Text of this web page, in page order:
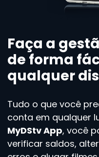
Faça a
de forma
qualquer
Tudo o que você
conta em qualquer
MyDStv App, você
verificar saldos,